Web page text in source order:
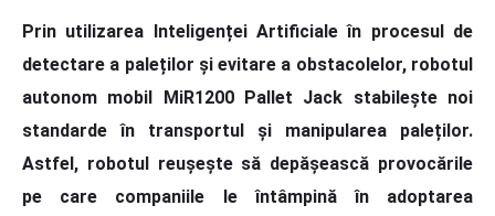
Prin utilizarea Inteligenței Artificialeîn procesul de
detectare a paleților și evitare a obstacolelor, robotul
autonom mobil MiR1200 Pallet Jack stabilește noi
standarde în transportul și manipularea paleților.
Astfel, robotul reușește să depășească provocările
pe care companiile le întâmpină în adoptarea